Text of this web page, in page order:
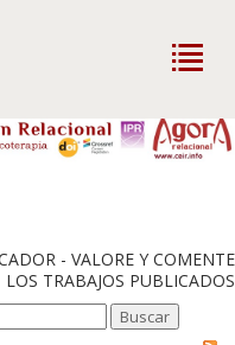
- VALORE Y COMENTE
LOS TRABAJOS PUBLICADOS